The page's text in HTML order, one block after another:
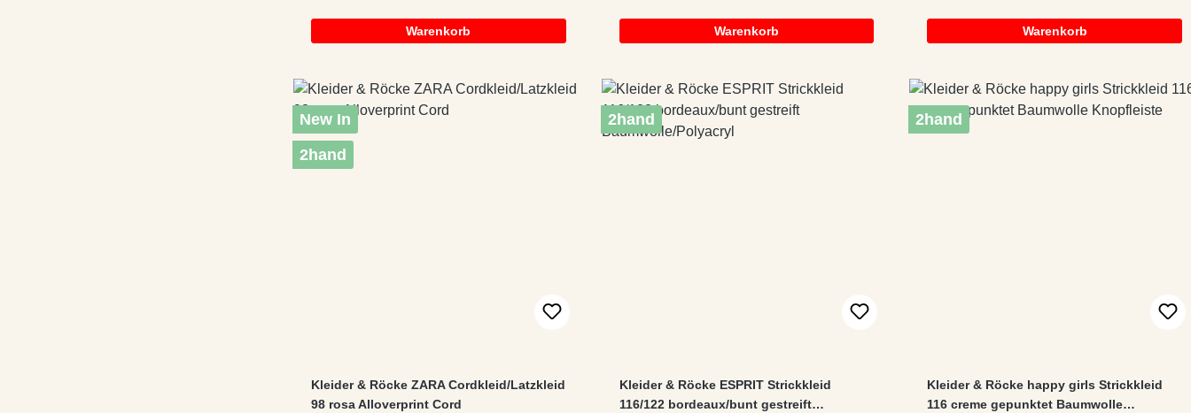
Warenkorb Warenkorb Warenkorb
New In
2hand
Kleider & Röcke ZARA Cordkleid/Latzkleid
98 rosa Alloverprint Cord
2hand
Kleider & Röcke ESPRIT Strickkleid
116/122 bordeaux/bunt gestreift
2hand
Kleider & Röcke happy girls Strickkleid
116 creme gepunktet Baumwolle